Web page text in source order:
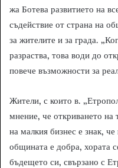
жа Ботева развитието на
съдействие от страна на
за жителите и за града.
разраства, това води до
повече възможности за
Жители, с които в.
мнение, че откриването на
на малкия бизнес е знак,
общината е добра, хората
бъдещето си, свързано с